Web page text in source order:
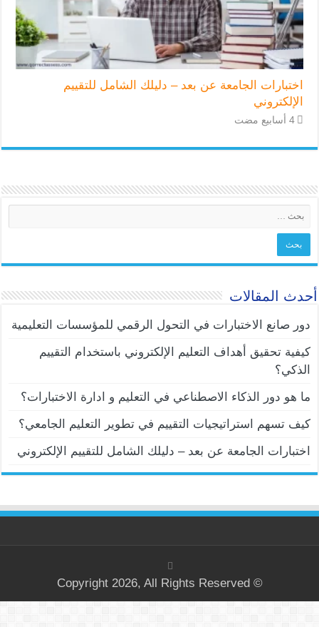
اختبارات الجامعة عن بعد – دليلك الشامل للتقييم
الإلكتروني
‏4 أسابيع مضت
أحدث المقالات
دور صانع الاختبارات في التحول الرقمي للمؤسسات التعليمية
كيفية تحقيق أهداف التعليم الإلكتروني باستخدام التقييم
الذكي؟
ما هو دور الذكاء الاصطناعي في التعليم و ادارة الاختبارات؟
كيف تسهم استراتيجيات التقييم في تطوير التعليم الجامعي؟
اختبارات الجامعة عن بعد – دليلك الشامل للتقييم الإلكتروني
© Copyright 2026, All Rights Reserved